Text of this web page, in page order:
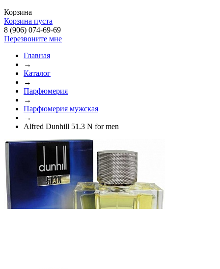
Корзина
Корзина пуста
8 (906) 074-69-69
Перезвоните мне
Главная
→
Каталог
→
Парфюмерия
→
Парфюмерия мужская
→
Alfred Dunhill 51.3 N for men